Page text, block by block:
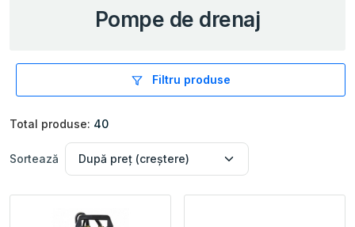
Pompe de drenaj
Filtru produse
Total produse: 40
Sortează